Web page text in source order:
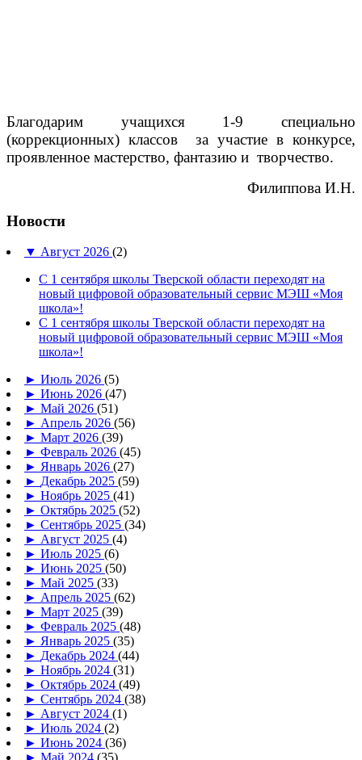
Благодарим учащихся 1-9 специально
(коррекционных) классов за участие в конкурсе,
проявленное мастерство, фантазию и творчество.
Филиппова И.Н.
Новости
▼ Август 2026 (2)
С 1 сентября школы Тверской области переходят на
новый цифровой образовательный сервис МЭШ «Моя
школа»!
С 1 сентября школы Тверской области переходят на
новый цифровой образовательный сервис МЭШ «Моя
школа»!
► Июль 2026 (5)
► Июнь 2026 (47)
► Май 2026 (51)
► Апрель 2026 (56)
► Март 2026 (39)
► Февраль 2026 (45)
► Январь 2026 (27)
► Декабрь 2025 (59)
► Ноябрь 2025 (41)
► Октябрь 2025 (52)
► Сентябрь 2025 (34)
► Август 2025 (4)
► Июль 2025 (6)
► Июнь 2025 (50)
► Май 2025 (33)
► Апрель 2025 (62)
► Март 2025 (39)
► Февраль 2025 (48)
► Январь 2025 (35)
► Декабрь 2024 (44)
► Ноябрь 2024 (31)
► Октябрь 2024 (49)
► Сентябрь 2024 (38)
► Август 2024 (1)
► Июль 2024 (2)
► Июнь 2024 (36)